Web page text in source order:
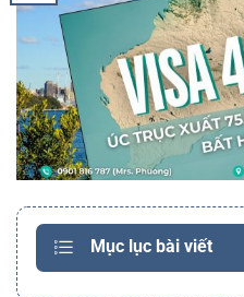
Mục lục bài viết